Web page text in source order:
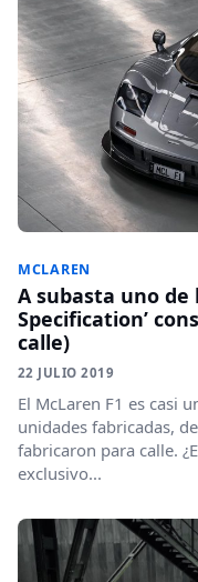
MCLAREN
A subasta uno de
Specification’
calle)
22 JULIO 2019
El McLaren F1 es casi
unidades fabricadas,
fabricaron para calle.
exclusivo...